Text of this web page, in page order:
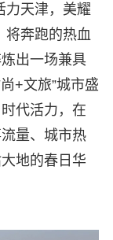
天津，美耀
将奔跑的热血
出一场兼具
+文旅”城市盛
代活力，在
量、城市热
地的春日华